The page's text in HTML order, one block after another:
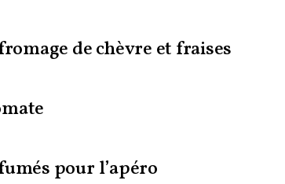
de chèvre et fraises
pour l’apéro